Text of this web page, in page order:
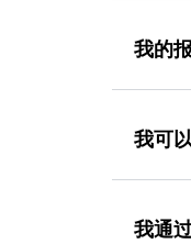
我的
我可
我通